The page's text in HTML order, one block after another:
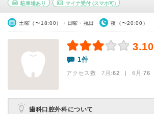
駐車場あり マイナ受付(スマホ可)
土曜（〜18:00）・日曜・祝日 夜（〜20:00）
3.10
1件
アクセス数 7月:62 | 6月:76
歯科口腔外科について